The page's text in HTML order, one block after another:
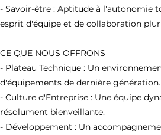
- Savoir-être : Aptitude à l'autonomie
esprit d'équipe et de collaboration
CE QUE NOUS OFFRONS
- Plateau Technique : Un
d'équipements de dernière génération.
- Culture d'Entreprise : Une équipe
résolument bienveillante.
- Développement : Un